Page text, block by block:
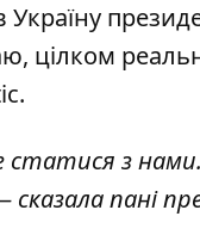
Україну
цілком
з
сказала пані